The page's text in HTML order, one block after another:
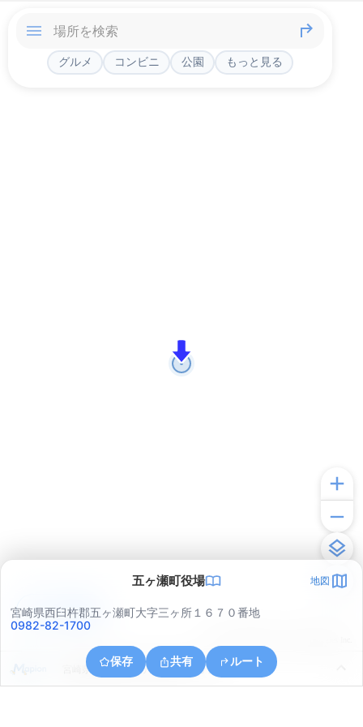
グルメ コンビニ 公園 もっと見る
五ヶ瀬町役場 地図
宮崎県西臼杵郡五ヶ瀬町大字三ヶ所１６７０番地
0982-82-1700
保存 共有 ルート
宮崎県西臼杵郡五ヶ瀬町大字三ヶ所
アプリで見る